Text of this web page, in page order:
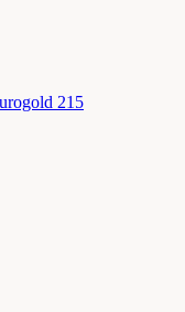
215